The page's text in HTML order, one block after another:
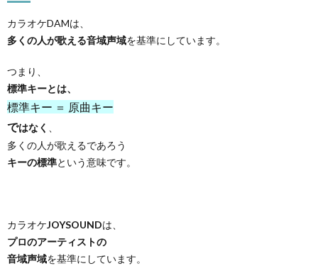
カラオケDAMは、
多くの人が歌える音域声域を基準にしています。
つまり、
標準キーとは、
標準キー ＝ 原曲キー
ではなく
多くの人が歌えるであろう
キーの標準という意味です。
カラオケJOYSOUNDは、
プロのアーティストの
音域声域を基準にしています。